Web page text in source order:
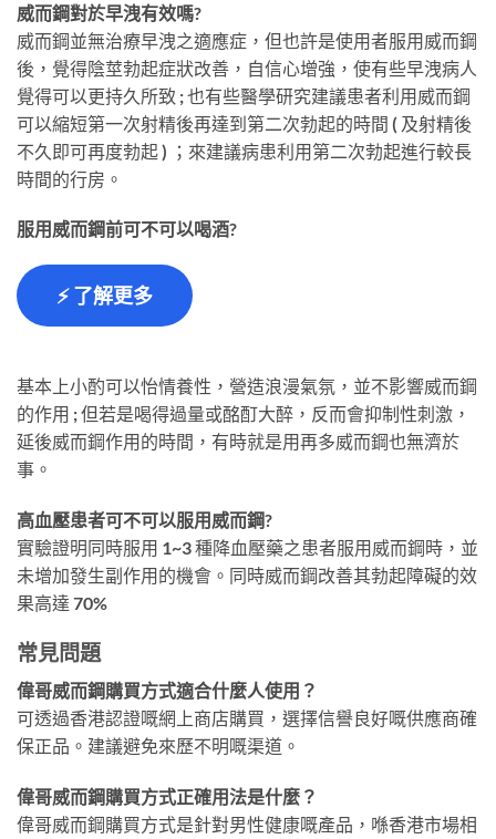
威而鋼對於早洩有效嗎?
威而鋼並無治療早洩之適應症，但也許是使用者服用威而鋼
後，覺得陰莖勃起症狀改善，自信心增強，使有些早洩病人
覺得可以更持久所致 ; 也有些醫學研究建議患者利用威而鋼
可以縮短第一次射精後再達到第二次勃起的時間 ( 及射精後
不久即可再度勃起 ) ；來建議病患利用第二次勃起進行較長
時間的行房。
服用威而鋼前可不可以喝酒?
⚡ 了解更多
基本上小酌可以怡情養性，營造浪漫氣氛，並不影響威而鋼
的作用 ; 但若是喝得過量或酩酊大醉，反而會抑制性刺激，
延後威而鋼作用的時間，有時就是用再多威而鋼也無濟於
事。
高血壓患者可不可以服用威而鋼?
實驗證明同時服用 1~3 種降血壓藥之患者服用威而鋼時，並
未增加發生副作用的機會。同時威而鋼改善其勃起障礙的效
果高達 70%
常見問題
偉哥威而鋼購買方式適合什麼人使用？
可透過香港認證嘅網上商店購買，選擇信譽良好嘅供應商確
保正品。建議避免來歷不明嘅渠道。
偉哥威而鋼購買方式正確用法是什麼？
偉哥威而鋼購買方式是針對男性健康嘅產品，喺香港市場相